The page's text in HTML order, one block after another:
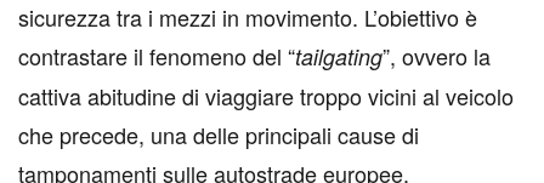
sicurezza tra i mezzi in movimento. L’obiettivo è
contrastare il fenomeno del “tailgating”, ovvero la
cattiva abitudine di viaggiare troppo vicini al veicolo
che precede, una delle principali cause di
tamponamenti sulle autostrade europee.